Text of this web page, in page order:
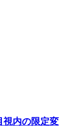
視内の限定変